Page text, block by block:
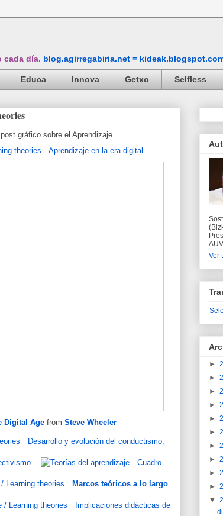
cada día. blog.agirregabiria.net =
Educa Innova Getxo Selfless
gráfico sobre el Aprendizaje
Aprendizaje en la era digital
Digital Age from Steve Wheeler
Desarrollo y evolución del conductismo,
. Cuadro
Marcos teóricos a lo largo
Implicaciones didácticas de
Ver
►
►
►
►
►
►
►
►
►
►
▼